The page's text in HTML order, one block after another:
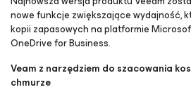
nowe funkcje zwiększające wydajność,
kopii zapasowych na platformie
OneDrive for Business.
Veam z narzędziem do szacowania
chmurze